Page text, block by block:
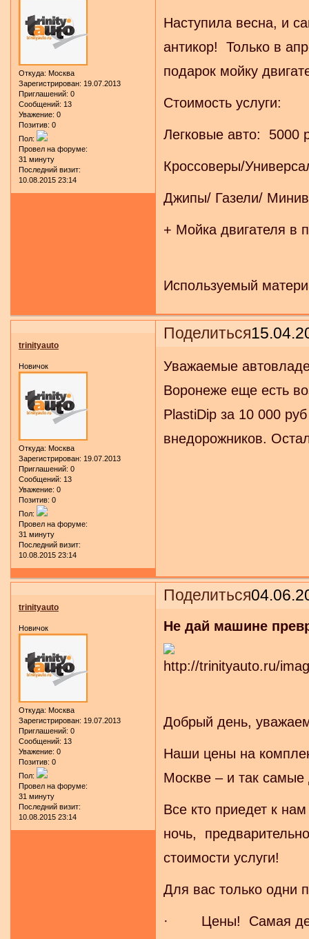
Откуда: Москва
Зарегистрирован: 19.07.2013
Приглашений: 0
Сообщений: 13
Уважение: 0
Позитив: 0
Пол:
Провел на форуме:
31 минуту
Последний визит:
10.08.2015 23:14
Наступила весна, и
антикор! Только в
подарок мойку
Стоимость услуги:
Легковые авто: 5000
Кроссоверы/
Джипы/ Газели/
+ Мойка двигателя в
Используемый
Поделиться
trinityauto
Новичок
Откуда: Москва
Зарегистрирован: 19.07.2013
Приглашений: 0
Сообщений: 13
Уважение: 0
Позитив: 0
Пол:
Провел на форуме:
31 минуту
Последний визит:
10.08.2015 23:14
Уважаемые
Воронеже еще есть
PlastiDip за 10 000
внедорожников.
Поделиться
trinityauto
Новичок
Откуда: Москва
Зарегистрирован: 19.07.2013
Приглашений: 0
Сообщений: 13
Уважение: 0
Позитив: 0
Пол:
Провел на форуме:
31 минуту
Последний визит:
10.08.2015 23:14
Не дай машине
Добрый день,
Наши цены на
Москве – и так
Все кто приедет к
ночь,
стоимости услуги!
Для вас только одни
· Цены! Самая